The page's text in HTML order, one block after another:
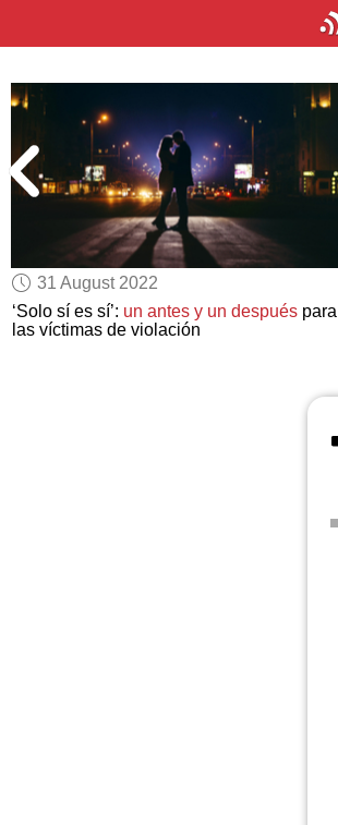
31 August 2022
‘Solo sí es sí’: un antes y un después para
las víctimas de violación